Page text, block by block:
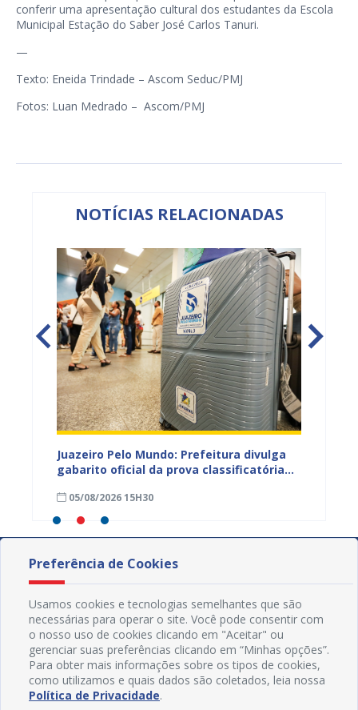
conferir uma apresentação cultural dos estudantes da Escola
Municipal Estação do Saber José Carlos Tanuri.
—
Texto: Eneida Trindade – Ascom Seduc/PMJ
Fotos: Luan Medrado – Ascom/PMJ
NOTÍCIAS RELACIONADAS
Juazeiro Pelo Mundo: Prefeitura divulga
gabarito oficial da prova classificatória
05/08/2026 15H30
Preferência de Cookies
Usamos cookies e tecnologias semelhantes que são
necessárias para operar o site. Você pode consentir com
o nosso uso de cookies clicando em "Aceitar" ou
gerenciar suas preferências clicando em “Minhas opções”.
Para obter mais informações sobre os tipos de cookies,
como utilizamos e quais dados são coletados, leia nossa
Política de Privacidade.